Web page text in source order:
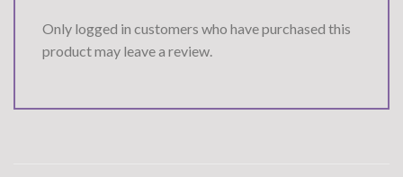
Only logged in customers who have purchased this
product may leave a review.